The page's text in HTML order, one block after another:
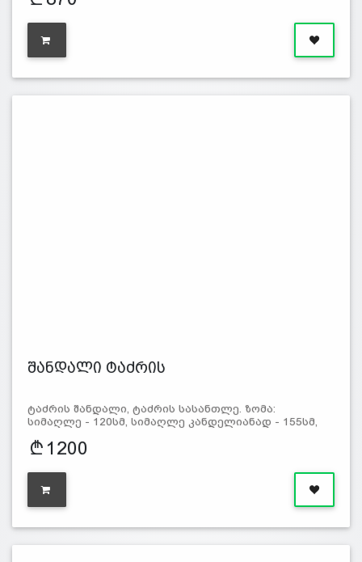
შანდალი ტაძრის
ტაძრის შანდალი, ტაძრის სასანთლე. ზომა:
სიმაღლე - 120სმ, სიმაღლე კანდელიანად - 155სმ,
1200